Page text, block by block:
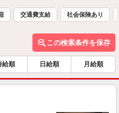
交通費支給 社会保険あり
この検索条件を保存
給順 日給順 月給順